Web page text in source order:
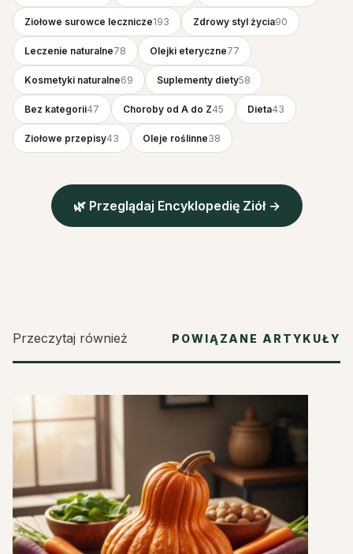
Ziołowe surowce lecznicze193 Zdrowy styl życia90
Leczenie naturalne78 Olejki eteryczne77
Kosmetyki naturalne69 Suplementy diety58
Bez kategorii47 Choroby od A do Z45 Dieta43
Ziołowe przepisy43 Oleje roślinne38
🌿 Przeglądaj Encyklopedię Ziół →
Przeczytaj również POWIĄZANE ARTYKUŁY